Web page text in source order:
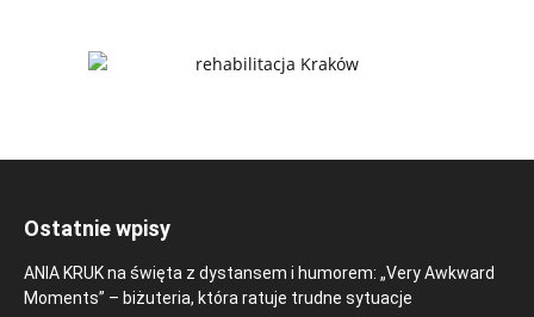
Ostatnie wpisy
ANIA KRUK na święta z dystansem i humorem: „Very Awkward
Moments” – biżuteria, która ratuje trudne sytuacje